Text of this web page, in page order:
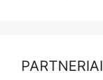
PARTNERIAI